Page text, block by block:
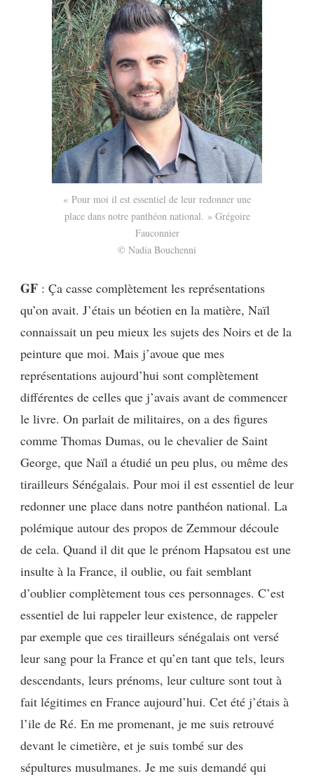
« Pour moi il est essentiel de leur redonner une
place dans notre panthéon national. » Grégoire
Fauconnier
© Nadia Bouchenni
GF : Ça casse complètement les représentations
qu’on avait. J’étais un béotien en la matière, Naïl
connaissait un peu mieux les sujets des Noirs et de la
peinture que moi. Mais j’avoue que mes
représentations aujourd’hui sont complètement
différentes de celles que j’avais avant de commencer
le livre. On parlait de militaires, on a des figures
comme Thomas Dumas, ou le chevalier de Saint
George, que Naïl a étudié un peu plus, ou même des
tirailleurs Sénégalais. Pour moi il est essentiel de leur
redonner une place dans notre panthéon national. La
polémique autour des propos de Zemmour découle
de cela. Quand il dit que le prénom Hapsatou est une
insulte à la France, il oublie, ou fait semblant
d’oublier complètement tous ces personnages. C’est
essentiel de lui rappeler leur existence, de rappeler
par exemple que ces tirailleurs sénégalais ont versé
leur sang pour la France et qu’en tant que tels, leurs
descendants, leurs prénoms, leur culture sont tout à
fait légitimes en France aujourd’hui. Cet été j’étais à
l’ile de Ré. En me promenant, je me suis retrouvé
devant le cimetière, et je suis tombé sur des
sépultures musulmanes. Je me suis demandé qui